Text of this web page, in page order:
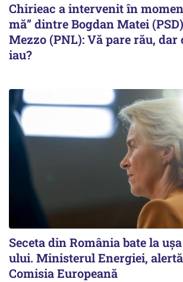
Chirieac a intervenit în
mă” dintre Bogdan Matei
Mezzo (PNL): Vă pare rău, dar
iau?
Seceta din România bate la
ului. Ministerul Energiei,
Comisia Europeană